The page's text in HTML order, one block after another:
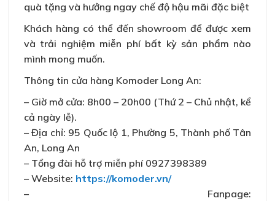
quà tặng và hưởng ngay chế độ hậu mãi đặc biệt
Khách hàng có thể đến showroom để được xem
và trải nghiệm miễn phí bất kỳ sản phẩm nào
mình mong muốn.
Thông tin cửa hàng Komoder Long An:
– Giờ mở cửa: 8h00 – 20h00 (Thứ 2 – Chủ nhật, kể
cả ngày lễ).
– Địa chỉ: 95 Quốc lộ 1, Phường 5, Thành phố Tân
An, Long An
– Tổng đài hỗ trợ miễn phí 0927398389
– Website: https://komoder.vn/
– Fanpage: